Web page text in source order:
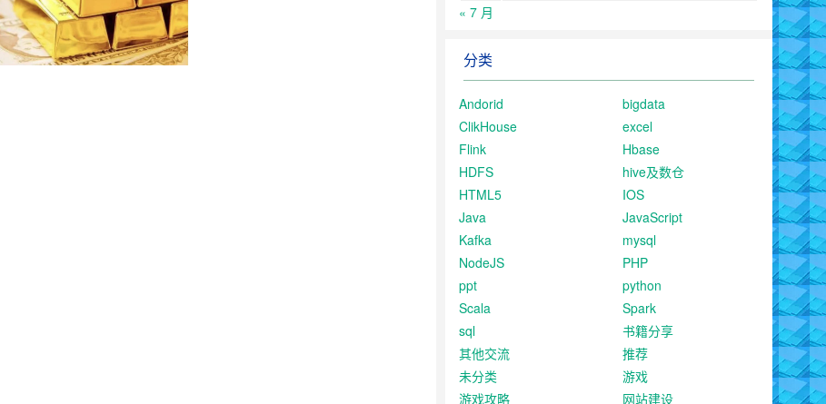
« 7 月
分类
Andorid
bigdata
ClikHouse
excel
Flink
Hbase
HDFS
hive及数仓
HTML5
IOS
Java
JavaScript
Kafka
mysql
NodeJS
PHP
ppt
python
Scala
Spark
sql
书籍分享
其他交流
推荐
未分类
游戏
游戏攻略
网站建设